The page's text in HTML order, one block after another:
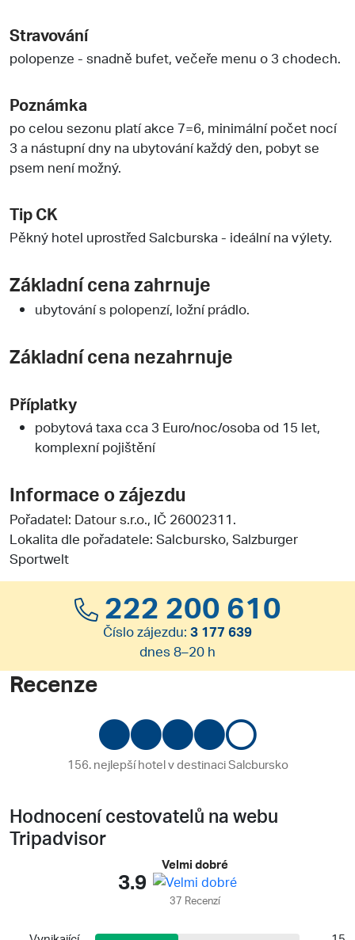
Stravování
polopenze - snadně bufet, večeře menu o 3 chodech.
Poznámka
po celou sezonu platí akce 7=6, minimální počet nocí
3 a nástupní dny na ubytování každý den, pobyt se
psem není možný.
Tip CK
Pěkný hotel uprostřed Salcburska - ideální na výlety.
Základní cena zahrnuje
ubytování s polopenzí, ložní prádlo.
Základní cena nezahrnuje
Příplatky
pobytová taxa cca 3 Euro/noc/osoba od 15 let,
komplexní pojištění
Informace o zájezdu
Pořadatel: Datour s.r.o., IČ 26002311.
Lokalita dle pořadatele: Salcbursko, Salzburger
Sportwelt
222 200 610
Číslo zájezdu: 3 177 639
dnes 8–20 h
Recenze
156. nejlepší hotel v destinaci Salcbursko
Hodnocení cestovatelů na webu
Tripadvisor
3.9
Velmi dobré
37 Recenzí